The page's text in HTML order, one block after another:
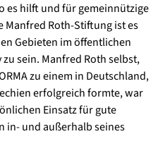
es hilft und für gemeinnützige
Roth-Stiftung ist es
Gebieten im öffentlichen
sein. Manfred Roth selbst,
zu einem in Deutschland,
erfolgreich formte, war
Einsatz für gute
in- und außerhalb seines